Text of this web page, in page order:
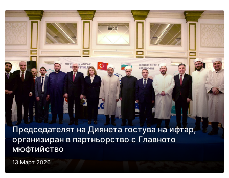
Председателят на Диянета гостува на ифтар,
организиран в партньорство с Главното
мюфтийство
13 Март 2026